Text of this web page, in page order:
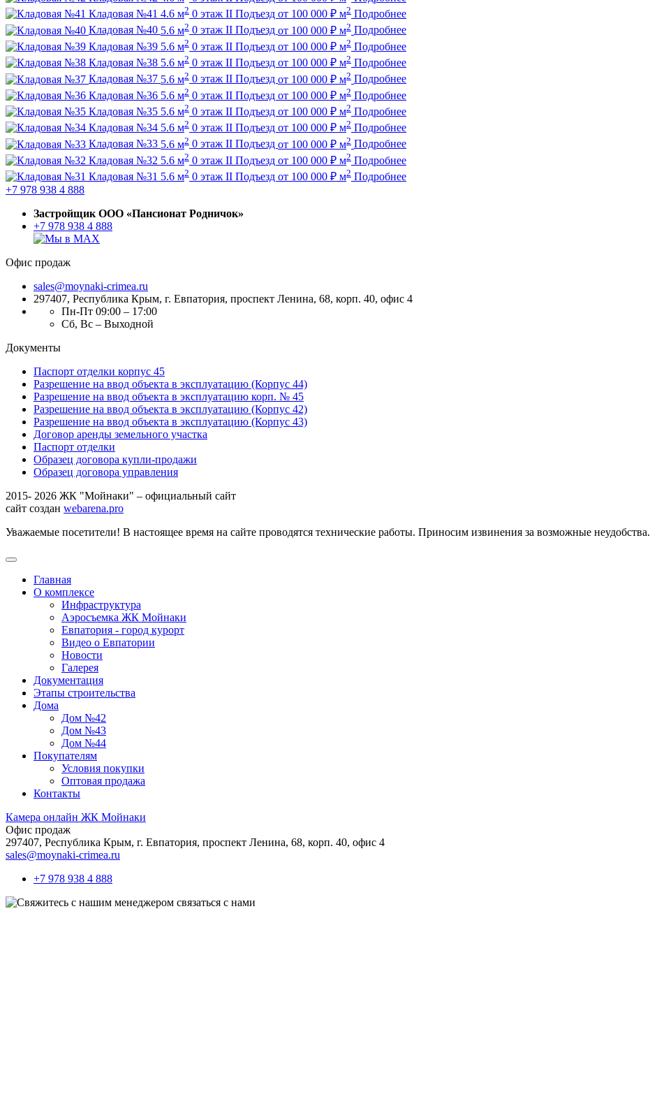
Кладовая №41 4.6 м2 0 этаж II Подъезд от 100 000 ₽ м2 Подробнее
Кладовая №40 5.6 м2 0 этаж II Подъезд от 100 000 ₽ м2 Подробнее
Кладовая №39 5.6 м2 0 этаж II Подъезд от 100 000 ₽ м2 Подробнее
Кладовая №38 5.6 м2 0 этаж II Подъезд от 100 000 ₽ м2 Подробнее
Кладовая №37 5.6 м2 0 этаж II Подъезд от 100 000 ₽ м2 Подробнее
Кладовая №36 5.6 м2 0 этаж II Подъезд от 100 000 ₽ м2 Подробнее
Кладовая №35 5.6 м2 0 этаж II Подъезд от 100 000 ₽ м2 Подробнее
Кладовая №34 5.6 м2 0 этаж II Подъезд от 100 000 ₽ м2 Подробнее
Кладовая №33 5.6 м2 0 этаж II Подъезд от 100 000 ₽ м2 Подробнее
Кладовая №32 5.6 м2 0 этаж II Подъезд от 100 000 ₽ м2 Подробнее
Кладовая №31 5.6 м2 0 этаж II Подъезд от 100 000 ₽ м2 Подробнее
+7 978 938 4 888
Застройщик ООО «Пансионат Родничок»
+7 978 938 4 888
Офис продаж
sales@moynaki-crimea.ru
297407, Республика Крым, г. Евпатория, проспект Ленина, 68, корп. 40, офис 4
Пн-Пт 09:00 – 17:00
Сб, Вс – Выходной
Документы
Паспорт отделки корпус 45
Разрешение на ввод объекта в эксплуатацию (Корпус 44)
Разрешение на ввод объекта в эксплуатацию корп. № 45
Разрешение на ввод объекта в эксплуатацию (Корпус 42)
Разрешение на ввод объекта в эксплуатацию (Корпус 43)
Договор аренды земельного участка
Паспорт отделки
Образец договора купли-продажи
Образец договора управления
2015- 2026 ЖК "Мойнаки" – официальный сайт
сайт создан webarena.pro
Уважаемые посетители! В настоящее время на сайте проводятся технические работы. Приносим извинения за возможные неудобства.
Главная
О комплексе
Инфраструктура
Аэросъемка ЖК Мойнаки
Евпатория - город курорт
Видео о Евпатории
Новости
Галерея
Документация
Этапы строительства
Дома
Дом №42
Дом №43
Дом №44
Покупателям
Условия покупки
Оптовая продажа
Контакты
Камера онлайн ЖК Мойнаки
Офис продаж
297407, Республика Крым, г. Евпатория, проспект Ленина, 68, корп. 40, офис 4
sales@moynaki-crimea.ru
+7 978 938 4 888
связаться с нами